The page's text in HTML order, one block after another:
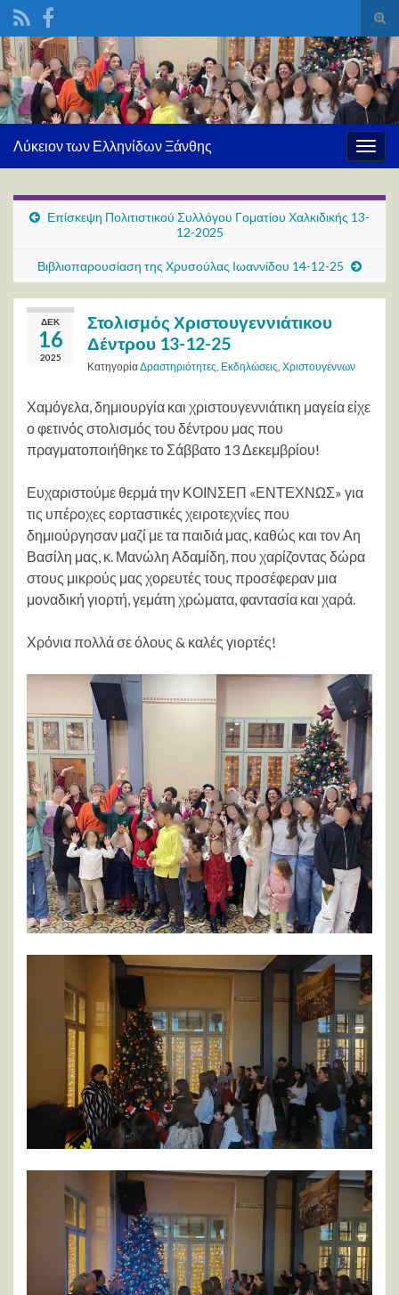
Search for:
Λύκειον των Ελληνίδων Ξάνθης
Επίσκεψη Πολιτιστικού Συλλόγου Γοματίου Χαλκιδικής 13-
12-2025
Βιβλιοπαρουσίαση της Χρυσούλας Ιωαννίδου 14-12-25
ΔΕΚ
16
2025
Στολισμός Χριστουγεννιάτικου
Δέντρου 13-12-25
ΚατηγορίαΔραστηριότητες, Εκδηλώσεις, Χριστουγέννων
Χαμόγελα, δημιουργία και χριστουγεννιάτικη μαγεία είχε
ο φετινός στολισμός του δέντρου μας που
πραγματοποιήθηκε το Σάββατο 13 Δεκεμβρίου!
Ευχαριστούμε θερμά την ΚΟΙΝΣΕΠ «ΕΝΤΕΧΝΩΣ» για
τις υπέροχες εορταστικές χειροτεχνίες που
δημιούργησαν μαζί με τα παιδιά μας, καθώς και τον Αη
Βασίλη μας, κ. Μανώλη Αδαμίδη, που χαρίζοντας δώρα
στους μικρούς μας χορευτές τους προσέφεραν μια
μοναδική γιορτή, γεμάτη χρώματα, φαντασία και χαρά.
Χρόνια πολλά σε όλους & καλές γιορτές!